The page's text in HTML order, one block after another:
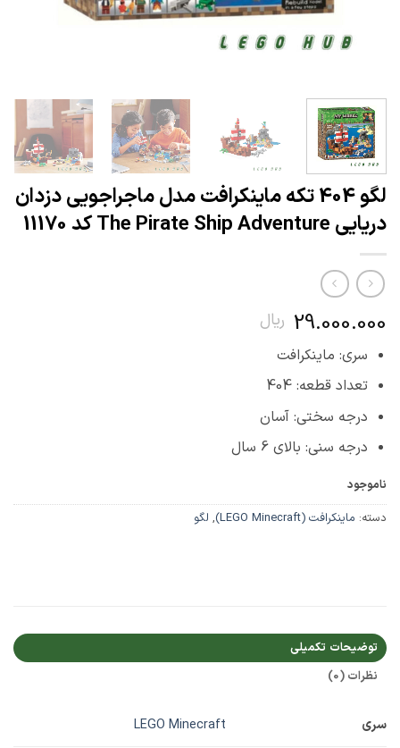
لگو 404 تکه ماینکرافت مدل ماجراجویی دزدان
دریایی The Pirate Ship Adventure کد 11170
29.000.000 ریال
سری: ماینکرافت
تعداد قطعه: 404
درجه سختی: آسان
درجه سنی: بالای 6 سال
ناموجود
دسته:ماینکرافت (LEGO Minecraft) ,لگو
توضیحات تکمیلی
نظرات (0)
سری LEGO Minecraft